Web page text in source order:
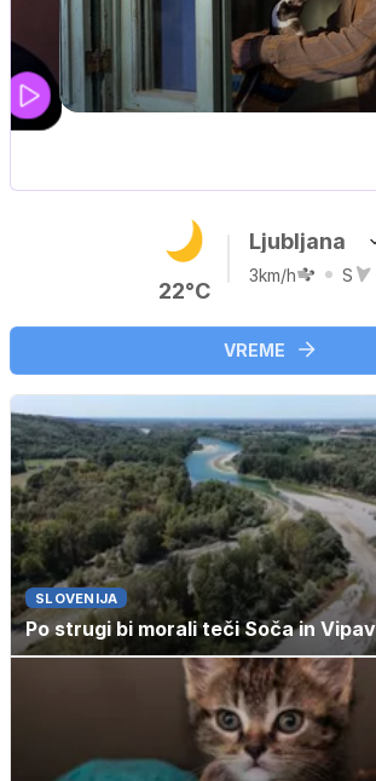
UEFA SUPERPOKAL
22°C
Ljubljana
3km/h S
VREME
SLOVENIJA
Po strugi bi morali teči Soča in